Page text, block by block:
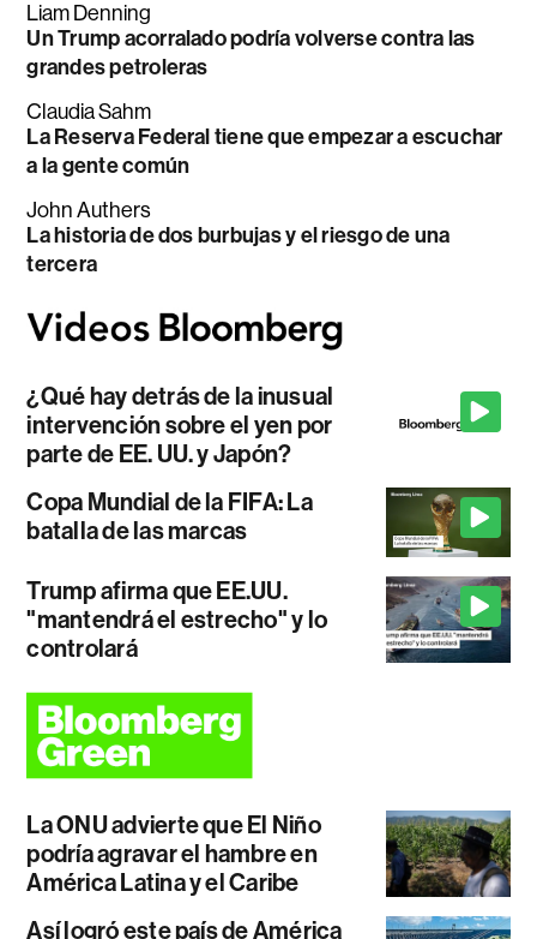
Liam Denning
Un Trump acorralado podría volverse contra las
grandes petroleras
Claudia Sahm
La Reserva Federal tiene que empezar a escuchar
a la gente común
John Authers
La historia de dos burbujas y el riesgo de una
tercera
¿Qué hay detrás de la inusual
intervención sobre el yen por
parte de EE. UU. y Japón?
Copa Mundial de la FIFA: La
batalla de las marcas
Trump afirma que EE.UU.
"mantendrá el estrecho" y lo
controlará
La ONU advierte que El Niño
podría agravar el hambre en
América Latina y el Caribe
Así logró este país de América